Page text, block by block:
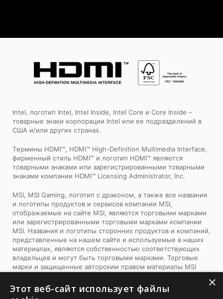
Intel, логотип Intel, Intel Inside, Intel Core и Core Inside –
товарные знаки корпорации Intel или ее подразделений в
США и/или других странах.
Tермины HDMI™, HDMI™ High-Definition Multimedia Interface,
фирменный стиль HDMI™ и логотип HDMI™ являются
товарными знаками или зарегистрированными товарными
знаками компании HDMI™ Licensing Administrator, Inc.
MSI, MSI Gaming, логотип с драконом, а также все названия
и логотипы продуктов и сервисов компании MSI,
отображаемые на сайте MSI, являются торговыми марками
или зарегистрированными торговыми марками компании
MSI. Названия и логотипы сторонних продуктов и компаний,
представленные на нашем сайте и используемые в наших
материалах, являются собственностью соответствующих
владельцев и могут быть торговыми марками. Торговые
марки и защищенные авторским правом материалы MSI
компании MSI. Компания MSI оставляет за собой все права,
не предоставленные явно в рамках данного документа.
×
Этот веб-сайт использует файлы